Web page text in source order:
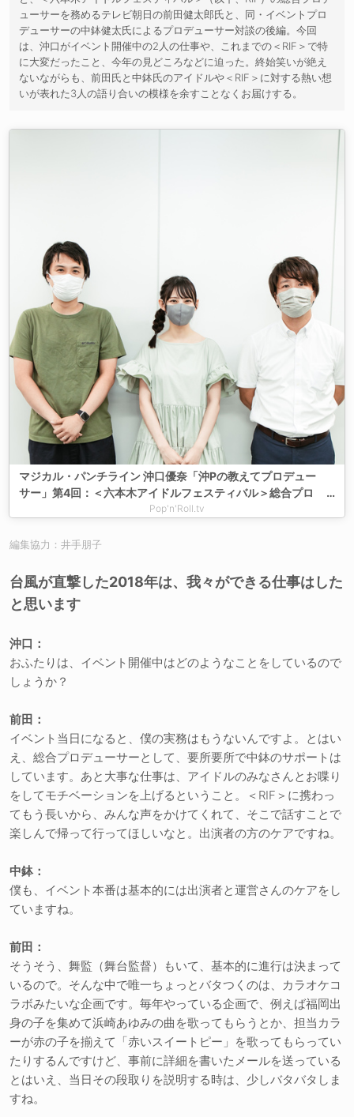
ューサーを務めるテレビ朝日の前田健太郎氏と、同・イベントプロ
デューサーの中鉢健太氏によるプロデューサー対談の後編。今回
は、沖口がイベント開催中の2人の仕事や、これまでの＜RIF＞で特
に大変だったこと、今年の見どころなどに迫った。終始笑いが絶え
ないながらも、前田氏と中鉢氏のアイドルや＜RIF＞に対する熱い想
いが表れた3人の語り合いの模様を余すことなくお届けする。
マジカル・パンチライン 沖口優奈「沖Pの教えてプロデュー
サー」第4回：＜六本木アイドルフェスティバル＞総合プロ
デューサー前田健太郎／イベントプロデューサー中鉢健太
っているので、こちらも本気で最大限のイベントを作りた
Pop'n'Roll.tv
編集協力：井手朋子
台風が直撃した2018年は、我々ができる仕事はした
と思います
沖口：
おふたりは、イベント開催中はどのようなことをしているので
しょうか？
前田：
イベント当日になると、僕の実務はもうないんですよ。とはい
え、総合プロデューサーとして、要所要所で中鉢のサポートは
しています。あと大事な仕事は、アイドルのみなさんとお喋り
をしてモチベーションを上げるということ。＜RIF＞に携わっ
てもう長いから、みんな声をかけてくれて、そこで話すことで
楽しんで帰って行ってほしいなと。出演者の方のケアですね。
中鉢：
僕も、イベント本番は基本的には出演者と運営さんのケアをし
ていますね。
前田：
そうそう、舞監（舞台監督）もいて、基本的に進行は決まって
いるので。そんな中で唯一ちょっとバタつくのは、カラオケコ
ラボみたいな企画です。毎年やっている企画で、例えば福岡出
身の子を集めて浜崎あゆみの曲を歌ってもらうとか、担当カラ
ーが赤の子を揃えて「赤いスイートピー」を歌ってもらってい
たりするんですけど、事前に詳細を書いたメールを送っている
とはいえ、当日その段取りを説明する時は、少しバタバタしま
すね。